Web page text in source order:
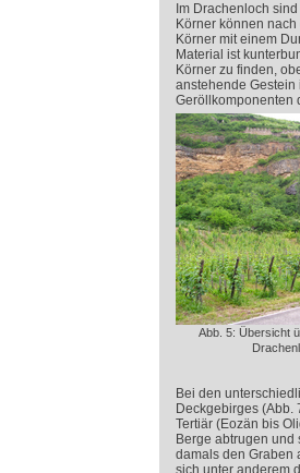
Im Drachenloch
Körner können
Körner mit einem
Material ist
Körner zu finden,
anstehende Gestein
Geröllkomponenten
Abb. 5: Übersicht
Bei den
Deckgebirges (Abb.
Tertiär (Eozän bis
Berge abtrugen und
damals den Graben
sich unter anderem